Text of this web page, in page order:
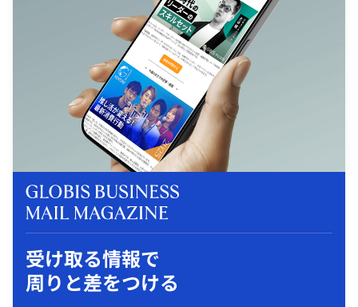
受け取る情報で
周りと差をつける